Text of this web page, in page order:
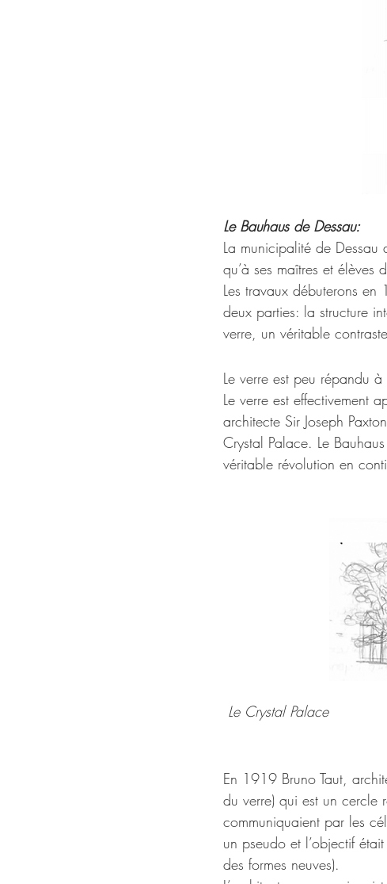
Le Bauhaus de Dessau:
La municipalité de
qu’à ses maîtres et
Les travaux débuterons
deux parties: la structure
verre, un véritable
Le verre est peu répandu
Le verre est effectivement
architecte Sir Joseph
Crystal Palace. Le
véritable révolution en
Le Crystal Palace
En 1919 Bruno Taut,
du verre) qui est un cercle
communiquaient par les
un pseudo et l’objectif
des formes neuves).